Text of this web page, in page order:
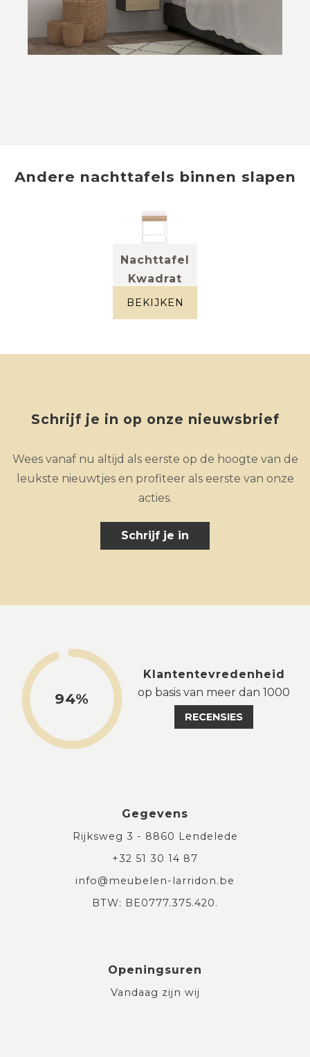
Andere nachttafels binnen slapen
Nachttafel
Kwadrat
(set van 2)
eik naturel
BEKIJKEN
Schrijf je in op onze nieuwsbrief
Wees vanaf nu altijd als eerste op de hoogte van de
leukste nieuwtjes en profiteer als eerste van onze
acties.
Schrijf je in
94%
Klantentevredenheid
op basis van meer dan 1000
RECENSIES
Gegevens
Rijksweg 3 - 8860 Lendelede
+32 51 30 14 87
info@meubelen-larridon.be
BTW: BE0777.375.420.
Openingsuren
Vandaag zijn wij